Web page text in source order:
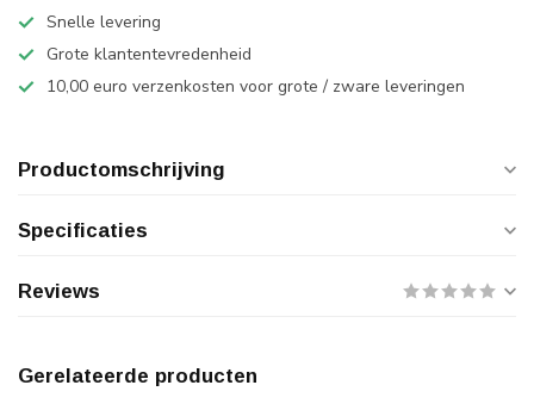
Snelle levering
Grote klantentevredenheid
10,00 euro verzenkosten voor grote / zware leveringen
Productomschrijving
Specificaties
Reviews
Gerelateerde producten